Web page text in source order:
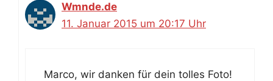
Wmnde.de
11. Januar 2015 um 20:17 Uhr
Marco, wir danken für dein tolles Foto!